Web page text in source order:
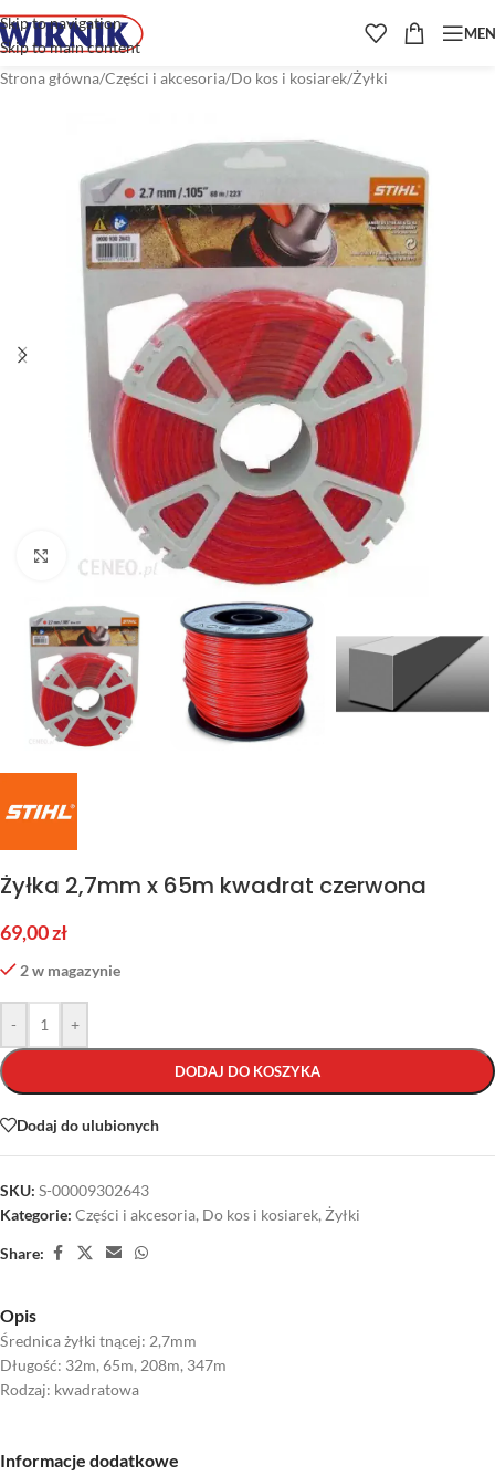
Skip to navigation
Skip to main content
Strona główna/Części i akcesoria/Do kos i kosiarek/Żyłki
Kliknij aby powiększyć
Żyłka 2,7mm x 65m kwadrat czerwona
69,00zł
2 w magazynie
- +
DODAJ DO KOSZYKA
Dodaj do ulubionych
SKU: S-00009302643
Kategorie: Części i akcesoria, Do kos i kosiarek, Żyłki
Share:
Opis
Średnica żyłki tnącej: 2,7mm
Długość: 32m, 65m, 208m, 347m
Rodzaj: kwadratowa
Informacje dodatkowe